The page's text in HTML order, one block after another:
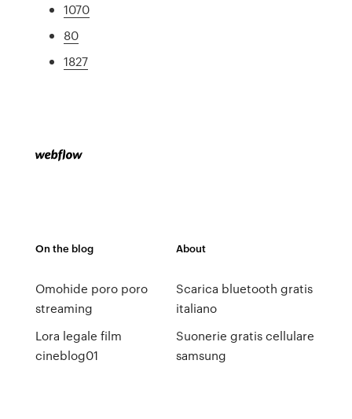
1070
80
1827
On the blog
Omohide poro poro
streaming
Lora legale film
cineblog01
About
Scarica bluetooth gratis
italiano
Suonerie gratis cellulare
samsung